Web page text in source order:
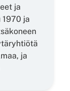
ja
ja
ja